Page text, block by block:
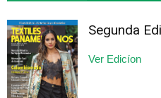
Segunda
Ver Edicíon